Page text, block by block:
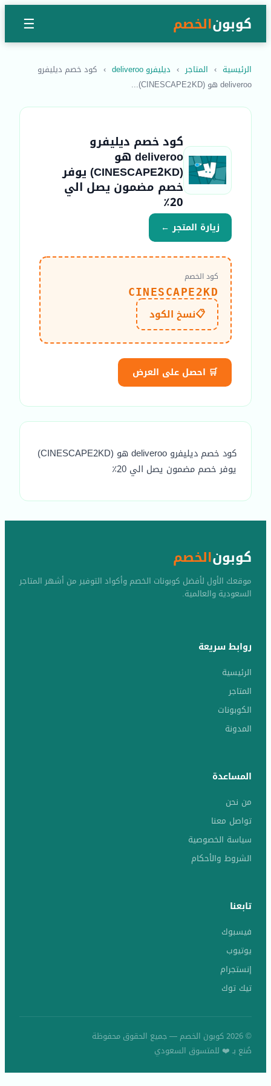
كوبونالخصم ☰
الرئيسية › المتاجر › ديليفرو deliveroo › كود خصم ديليفرو
deliveroo هو (CINESCAPE2KD)...
كود خصم ديليفرو
deliveroo هو
(CINESCAPE2KD) يوفر
خصم مضمون يصل الي
20٪
زيارة المتجر ←
كود الخصم
CINESCAPE2KD
📋نسخ الكود
🛒 احصل على العرض
كود خصم ديليفرو deliveroo هو (CINESCAPE2KD)
يوفر خصم مضمون يصل الي 20٪
كوبونالخصم
موقعك الأول لأفضل كوبونات الخصم وأكواد التوفير من أشهر المتاجر
السعودية والعالمية.
روابط سريعة
الرئيسية
المتاجر
الكوبونات
المدونة
المساعدة
من نحن
تواصل معنا
سياسة الخصوصية
الشروط والأحكام
تابعنا
فيسبوك
يوتيوب
إنستجرام
تيك توك
© 2026 كوبون الخصم — جميع الحقوق محفوظة
صُنع بـ ❤️ للمتسوق السعودي